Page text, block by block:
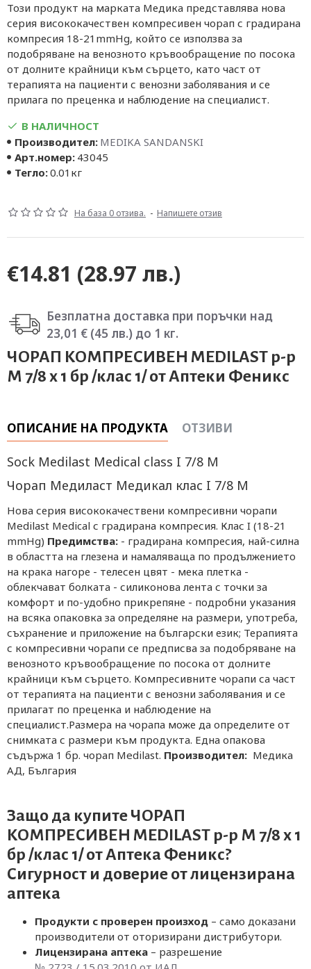
В НАЛИЧНОСТ
Производител: MEDIKA SANDANSKI
Арт.номер: 43045
Тегло:0.01кг
На база 0 отзива. - Напишете отзив
€14.81 (28.97 лв.)
Този продукт на марката Mедика представлява нова
серия висококачествен компресивен чорап с градирана
компресия 18-21mmHg, който се използва за
подобряване на венозното кръвообращение по посока
от долните крайници към сърцето, като част от
терапията на пациенти с венозни заболявания и се
прилага по преценка и наблюдение на специалист.
Безплатна доставка при поръчки над
23,01 € (45 лв.) до 1 кг.
ЧОРАП КОМПРЕСИВЕН MEDILAST р-р
М 7/8 х 1 бр /клас 1/ от Аптеки Феникс
ОПИСАНИЕ НА ПРОДУКТА ОТЗИВИ
Sock Medilast Medical class I 7/8 М
Чорап Медиласт Медикал клас I 7/8 М
Нова серия висококачествени компресивни чорапи
Medilast Medical с градирана компресия. Клас I (18-21
mmHg) Предимства: - градирана компресия, най-силна
в областта на глезена и намаляваща по продължението
на крака нагоре - телесен цвят - мека плетка -
облекчават болката - силиконова лента с точки за
комфорт и по-удобно прикрепяне - подробни указания
на всяка опаковка за определяне на размери, употреба,
съхранение и приложение на български език; Терапията
с компресивни чорапи се предписва за подобряване на
венозното кръвообращение по посока от долните
крайници към сърцето. Компресивните чорапи са част
от терапията на пациенти с венозни заболявания и се
прилагат по преценка и наблюдение на
специалист.Размера на чорапа може да определите от
снимката с размери към продукта. Една опакова
съдържа 1 бр. чорап Medilast. Производител: Медика
АД, България
Защо да купите ЧОРАП
КОМПРЕСИВЕН MEDILAST р-р М 7/8 х 1
бр /клас 1/ отАптека Феникс?
Сигурност и доверие от лицензирана
аптека
Продукти с проверен произход – само доказани
производители от оторизирани дистрибутори.
Лицензирана аптека – разрешение